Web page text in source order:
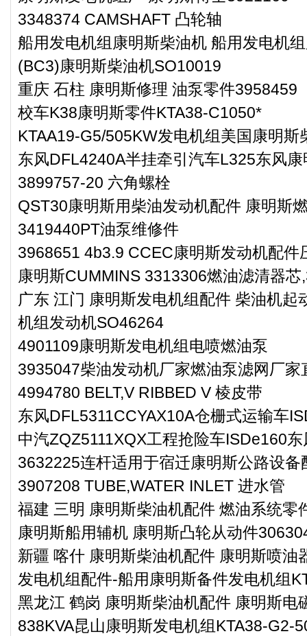
3348374 CAMSHAFT 凸轮轴
船用发电机组康明斯柴油机 船用发电机
(BC3)康明斯柴油机SO10019
重庆 石柱 康明斯修理 油泵零件3958459
校车K38康明斯零件KTA38-C1050*
KTAA19-G5/505KW发电机组美国康明斯
东风DFL4240A半挂牵引汽车L325东风
3899757-20 六角螺栓
QST30康明斯用柴油发动机配件 康明斯
3419440PT油泵维修件
3968651 4b3.9 CCEC康明斯发动机配件
康明斯CUMMINS 3313306燃油滤清器芯
广东 江门 康明斯发电机组配件 柴油机起
机组发动机SO46264
4901109康明斯发电机组电喷燃油泵
3935047柴油发动机厂家燃油泵滤网厂家
4994780 BELT,V RIBBED V 棱皮带
东风DFL5311CCYAX10A仓栅式运输车
中汽ZQZ5111XQX工程抢险车ISDe160
3632225连杆适用于宿迁康明斯公路设备
3907208 TUBE,WATER INLET 进水管
福建 三明 康明斯柴油机配件 燃油系统零
康明斯船用辅机 康明斯凸轮从动件
新疆 喀什 康明斯柴油机配件 康明斯喷油
发电机组配件-船用康明斯备件发电机组
黑龙江 鹤岗 康明斯柴油机配件 康明斯电
838KVA昆山康明斯发电机组KTA38-G2-